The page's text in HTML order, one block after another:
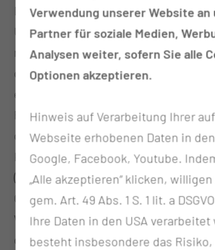
Dentaleinheiten, Dialysewasser)
Umsetzung rechtlicher Vorgaben zur
mikrobiologischen Überwachung von
die Bewertung der Wasserqualität
entscheidender Bedeutung für die
Patientinnen und Patienten im
die öffentliche Gesundheit. Es gibt
Krankenhäusern unterschiedlichste
(wie Schulen, Kindergärten, Hotels
Gemeinschaftsunterkünfte), wo die
Wasserqualität gesetzlich geregelt
die Kontrolle der Wasserqualität in
Verwendung unserer Website an
Partner für soziale Medien,
Analysen weiter, sofern Sie alle
Optionen akzeptieren.
Hinweis auf Verarbeitung Ihrer
Webseite erhobenen Daten in
Google, Facebook, Youtube.
„Alle akzeptieren“ klicken,
gem. Art. 49 Abs. 1 S. 1 lit. a
Ihre Daten in den USA verarbeitet
besteht insbesondere das Risiko,